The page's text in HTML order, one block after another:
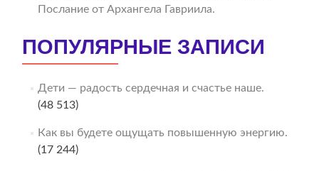
Послание от Архангела Гавриила.
ПОПУЛЯРНЫЕ ЗАПИСИ
Дети — радость сердечная и счастье наше.
(48 513)
Как вы будете ощущать повышенную энергию.
(17 244)